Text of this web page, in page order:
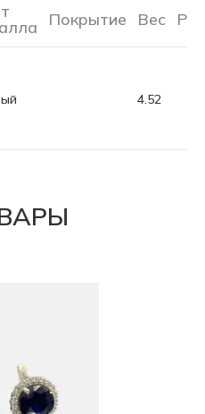
Покрытие Вес
4.52